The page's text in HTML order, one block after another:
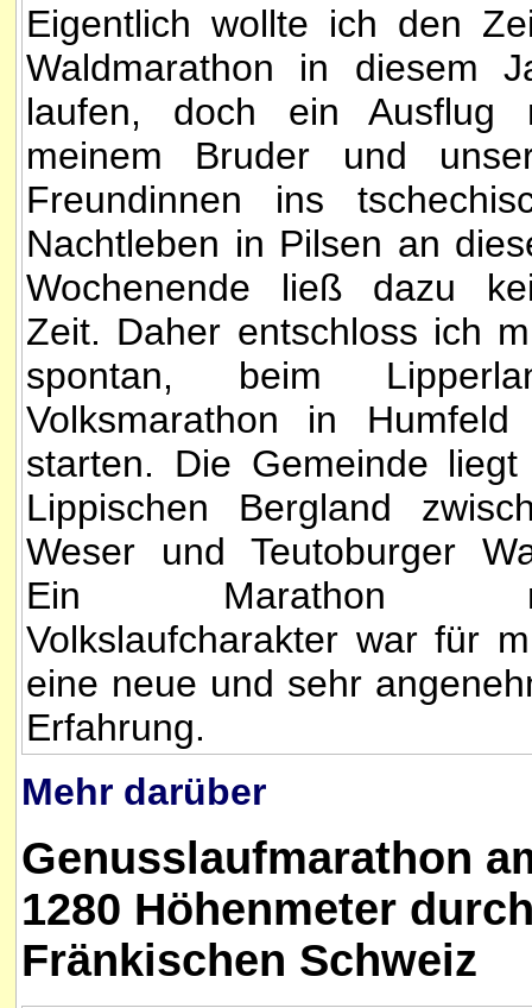
Eigentlich wollte ich den
Waldmarathon in diesem
laufen, doch ein Ausflug
meinem Bruder und
Freundinnen ins
Nachtleben in Pilsen an
Wochenende ließ dazu
Zeit. Daher entschloss ich
spontan, beim
Volksmarathon in Humfeld
starten. Die Gemeinde
Lippischen Bergland
Weser und Teutoburger
Ein Marathon
Volkslaufcharakter war für
eine neue und sehr
Erfahrung.
Mehr darüber
Genusslaufmarathon
1280 Höhenmeter
Fränkischen Schweiz